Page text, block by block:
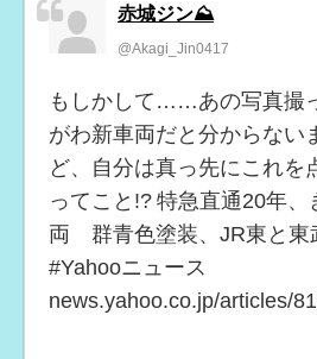
赤城ジン⛰️
@Akagi_Jin0417
もしかして……あの写真撮
がわ新車両だと分からない
ど、自分は真っ先にこれを
ってこと!? 特急直通20年、
両 群青色塗装、JR東と東
#Yahooニュース
news.yahoo.co.jp/articles/